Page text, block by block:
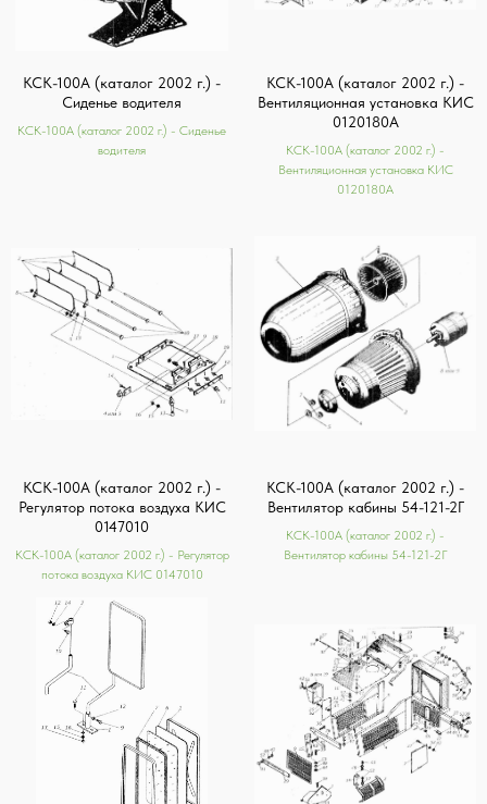
КСК-100А (каталог 2002 г.) -
Сиденье водителя
КСК-100А (каталог 2002 г.) - Сиденье
водителя
КСК-100А (каталог 2002 г.) -
Вентиляционная установка КИС
0120180А
КСК-100А (каталог 2002 г.) -
Вентиляционная установка КИС
0120180А
КСК-100А (каталог 2002 г.) -
Регулятор потока воздуха КИС
0147010
КСК-100А (каталог 2002 г.) - Регулятор
потока воздуха КИС 0147010
КСК-100А (каталог 2002 г.) -
Вентилятор кабины 54-121-2Г
КСК-100А (каталог 2002 г.) -
Вентилятор кабины 54-121-2Г